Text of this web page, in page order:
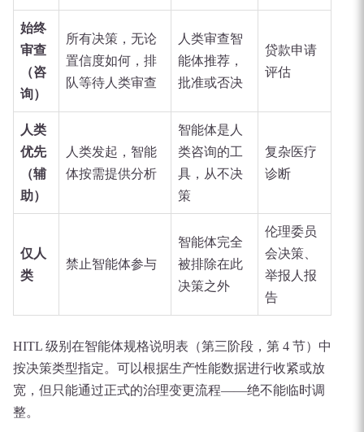
始终
审查
（咨
询）
所有决策，无论
置信度如何，排
队等待人类审查
人类审查智
能体推荐，
批准或否决
贷款申请
评估
人类
优先
（辅
助）
人类发起，智能
体按需提供分析
智能体是人
类咨询的工
具，从不决
策
复杂医疗
诊断
仅人
类
禁止智能体参与
智能体完全
被排除在此
决策之外
伦理委员
会决策、
举报人报
告
HITL 级别在智能体规格说明表（第三阶段，第 4 节）中
按决策类型指定。可以根据生产性能数据进行收紧或放
宽，但只能通过正式的治理变更流程——绝不能临时调
整。